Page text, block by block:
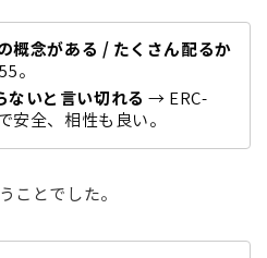
概念がある / たくさん配るか
。
ないと言い切れる → ERC-
安全、相性も良い。
ことでした。